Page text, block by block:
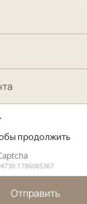
Отправить